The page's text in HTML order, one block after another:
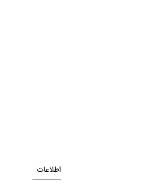
اطلاعات